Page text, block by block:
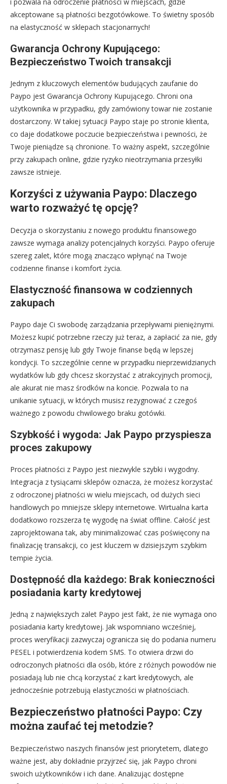
i pozwala na odroczenie płatności w miejscach, gdzie
akceptowane są płatności bezgotówkowe. To świetny sposób
na elastyczność w sklepach stacjonarnych!
Gwarancja Ochrony Kupującego:
Bezpieczeństwo Twoich transakcji
Jednym z kluczowych elementów budujących zaufanie do
Paypo jest Gwarancja Ochrony Kupującego. Chroni ona
użytkownika w przypadku, gdy zamówiony towar nie zostanie
dostarczony. W takiej sytuacji Paypo staje po stronie klienta,
co daje dodatkowe poczucie bezpieczeństwa i pewności, że
Twoje pieniądze są chronione. To ważny aspekt, szczególnie
przy zakupach online, gdzie ryzyko nieotrzymania przesyłki
zawsze istnieje.
Korzyści z używania Paypo: Dlaczego
warto rozważyć tę opcję?
Decyzja o skorzystaniu z nowego produktu finansowego
zawsze wymaga analizy potencjalnych korzyści. Paypo oferuje
szereg zalet, które mogą znacząco wpłynąć na Twoje
codzienne finanse i komfort życia.
Elastyczność finansowa w codziennych
zakupach
Paypo daje Ci swobodę zarządzania przepływami pieniężnymi.
Możesz kupić potrzebne rzeczy już teraz, a zapłacić za nie, gdy
otrzymasz pensję lub gdy Twoje finanse będą w lepszej
kondycji. To szczególnie cenne w przypadku nieprzewidzianych
wydatków lub gdy chcesz skorzystać z atrakcyjnych promocji,
ale akurat nie masz środków na koncie. Pozwala to na
unikanie sytuacji, w których musisz rezygnować z czegoś
ważnego z powodu chwilowego braku gotówki.
Szybkość i wygoda: Jak Paypo przyspiesza
proces zakupowy
Proces płatności z Paypo jest niezwykle szybki i wygodny.
Integracja z tysiącami sklepów oznacza, że możesz korzystać
z odroczonej płatności w wielu miejscach, od dużych sieci
handlowych po mniejsze sklepy internetowe. Wirtualna karta
dodatkowo rozszerza tę wygodę na świat offline. Całość jest
zaprojektowana tak, aby minimalizować czas poświęcony na
finalizację transakcji, co jest kluczem w dzisiejszym szybkim
tempie życia.
Dostępność dla każdego: Brak konieczności
posiadania karty kredytowej
Jedną z największych zalet Paypo jest fakt, że nie wymaga ono
posiadania karty kredytowej. Jak wspomniano wcześniej,
proces weryfikacji zazwyczaj ogranicza się do podania numeru
PESEL i potwierdzenia kodem SMS. To otwiera drzwi do
odroczonych płatności dla osób, które z różnych powodów nie
posiadają lub nie chcą korzystać z kart kredytowych, ale
jednocześnie potrzebują elastyczności w płatnościach.
Bezpieczeństwo płatności Paypo: Czy
można zaufać tej metodzie?
Bezpieczeństwo naszych finansów jest priorytetem, dlatego
ważne jest, aby dokładnie przyjrzeć się, jak Paypo chroni
swoich użytkowników i ich dane. Analizując dostępne